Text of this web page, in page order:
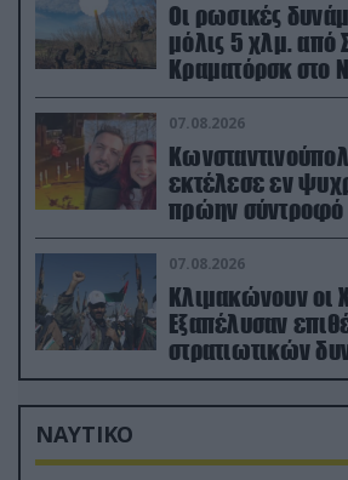
Οι ρωσικές
μόλις 5 χλμ. από
Κραματόρσκ στο
07.08.2026
εκτέλεσε εν
πρώην σύντροφό
φαρμακείο
07.08.2026
Κλιμακώνουν οι
Eξαπέλυσαν
στρατιωτικών
Υεμένη –
Σαουδική Αραβία!
ΝΑΥΤΙΚΟ